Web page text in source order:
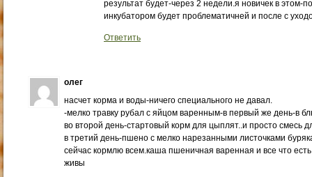
результат будет-через 2 недели.я новичек в этом-
инкубатором будет проблематичней и после с
Ответить
олег
насчет корма и воды-ничего специального не давал.
-мелко травку рубал с яйцом варенным-в первый же день-в
во второй день-стартовый корм для цыплят..и просто смесь
в третий день-пшено с мелко нарезанными листочками
сейчас кормлю всем.каша пшеничная варенная и все что
живы